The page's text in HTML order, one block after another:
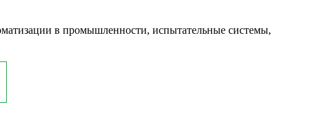
в промышленности, испытательные системы,